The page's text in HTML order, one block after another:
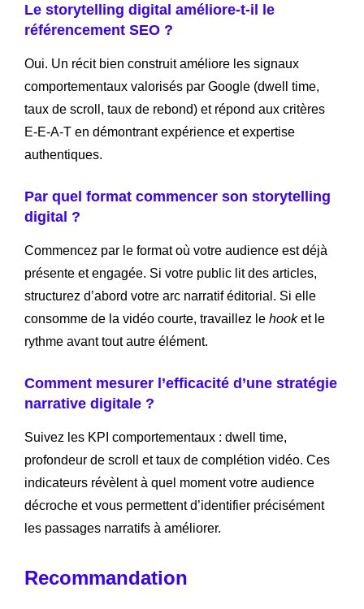
Le storytelling digital améliore-t-il le
référencement SEO ?
Oui. Un récit bien construit améliore les signaux
comportementaux valorisés par Google (dwell time,
taux de scroll, taux de rebond) et répond aux critères
E-E-A-T en démontrant expérience et expertise
authentiques.
Par quel format commencer son storytelling
digital ?
Commencez par le format où votre audience est déjà
présente et engagée. Si votre public lit des articles,
structurez d’abord votre arc narratif éditorial. Si elle
consomme de la vidéo courte, travaillez le hooket le
rythme avant tout autre élément.
Comment mesurer l’efficacité d’une stratégie
narrative digitale ?
Suivez les KPI comportementaux : dwell time,
profondeur de scroll et taux de complétion vidéo. Ces
indicateurs révèlent à quel moment votre audience
décroche et vous permettent d’identifier précisément
les passages narratifs à améliorer.
Recommandation